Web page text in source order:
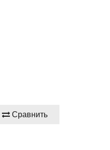
Сравнить